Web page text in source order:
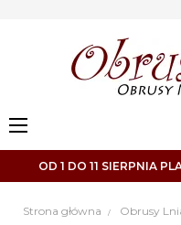
Toggle
navigation
☰
OD 1 DO 11 SIERPNIA
Strona główna Obrusy